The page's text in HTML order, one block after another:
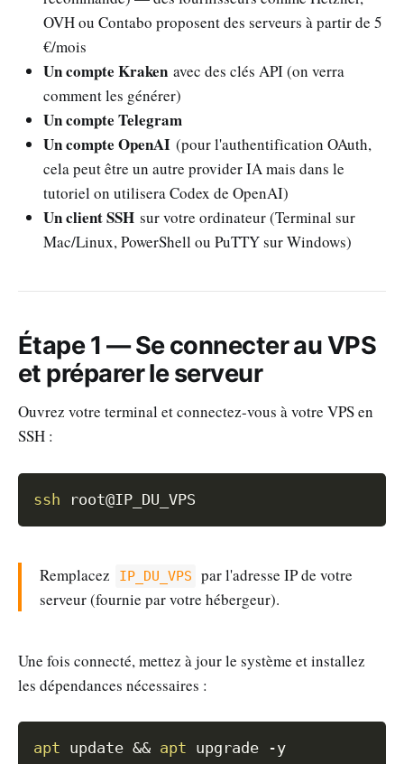
OVH ou Contabo proposent des serveurs à partir de 5
€/mois
Un compte Kraken avec des clés API (on verra
comment les générer)
Un compte Telegram
Un compte OpenAI (pour l'authentification OAuth,
cela peut être un autre provider IA mais dans le
tutoriel on utilisera Codex de OpenAI)
Un client SSH sur votre ordinateur (Terminal sur
Mac/Linux, PowerShell ou PuTTY sur Windows)
Étape 1 — Se connecter au VPS
et préparer le serveur
Ouvrez votre terminal et connectez-vous à votre VPS en
SSH :
ssh
Remplacez IP_DU_VPS
par l'adresse IP de votre
serveur (fournie par votre hébergeur).
Une fois connecté, mettez à jour le système et installez
les dépendances nécessaires :
apt update && apt upgrade
-y